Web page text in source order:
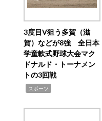
3度目V狙う多賀（滋
賀）などが8強 全日本
学童軟式野球大会マク
ドナルド・トーナメン
トの3回戦
スポーツ